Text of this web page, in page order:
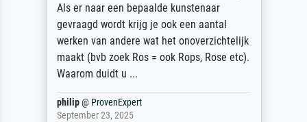
Als er naar een bepaalde kunstenaar
gevraagd wordt krijg je ook een aantal
werken van andere wat het onoverzichtelijk
maakt (bvb zoek Ros = ook Rops, Rose etc).
Waarom duidt u ...
philip@ ProvenExpert
September 23, 2025